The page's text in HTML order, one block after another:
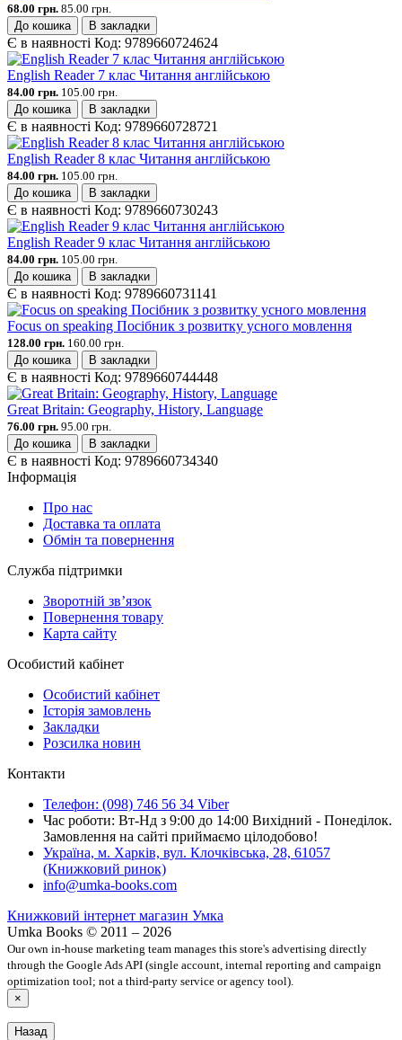
68.00 грн. 85.00 грн.
До кошика
В закладки
Є в наявності Код: 9789660724624
English Reader 7 клас Читання англійською
84.00 грн. 105.00 грн.
До кошика
В закладки
Є в наявності Код: 9789660728721
English Reader 8 клас Читання англійською
84.00 грн. 105.00 грн.
До кошика
В закладки
Є в наявності Код: 9789660730243
English Reader 9 клас Читання англійською
84.00 грн. 105.00 грн.
До кошика
В закладки
Є в наявності Код: 9789660731141
Focus on speaking Посібник з розвитку усного мовлення
128.00 грн. 160.00 грн.
До кошика
В закладки
Є в наявності Код: 9789660744448
Great Britain: Geography, History, Language
76.00 грн. 95.00 грн.
До кошика
В закладки
Є в наявності Код: 9789660734340
Інформація
Про нас
Доставка та оплата
Обмін та повернення
Служба підтримки
Зворотній зв’язок
Повернення товару
Карта сайту
Особистий кабінет
Особистий кабінет
Історія замовлень
Закладки
Розсилка новин
Контакти
Телефон: (098) 746 56 34 Viber
Час роботи: Вт-Нд з 9:00 до 14:00 Вихідний - Понеділок.
Замовлення на сайті приймаємо цілодобово!
Україна, м. Харків, вул. Клочківська, 28, 61057
(Книжковий ринок)
info@umka-books.com
Книжковий інтернет магазин Умка
Umka Books © 2011 – 2026
Our own in-house marketing team manages this store's advertising directly
through the Google Ads API (single account, internal reporting and campaign
optimization tool; not a third-party service or agency tool).
×
Назад